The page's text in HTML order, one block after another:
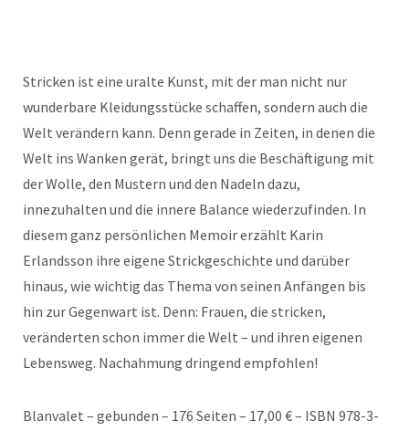
Stricken ist eine uralte Kunst, mit der man nicht nur
wunderbare Kleidungsstücke schaffen, sondern auch die
Welt verändern kann. Denn gerade in Zeiten, in denen die
Welt ins Wanken gerät, bringt uns die Beschäftigung mit
der Wolle, den Mustern und den Nadeln dazu,
innezuhalten und die innere Balance wiederzufinden. In
diesem ganz persönlichen Memoir erzählt Karin
Erlandsson ihre eigene Strickgeschichte und darüber
hinaus, wie wichtig das Thema von seinen Anfängen bis
hin zur Gegenwart ist. Denn: Frauen, die stricken,
veränderten schon immer die Welt – und ihren eigenen
Lebensweg. Nachahmung dringend empfohlen!
Blanvalet – gebunden – 176 Seiten – 17,00 € – ISBN 978-3-